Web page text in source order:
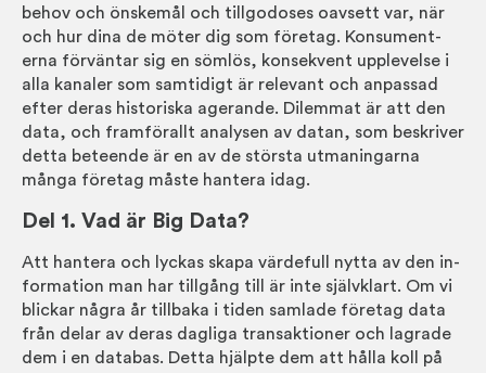
behov och önske­mål och till­godo­ses oavsett var, när
och hur dina de möter dig som före­tag. Kon­sum­ent­
erna förväntar sig en söm­lös, kon­sek­vent upp­lev­else i
alla kan­aler som sam­tidigt är relevant och an­passad
efter deras histor­iska agerande. Dilemmat är att den
data, och fram­för­allt analysen av datan, som be­skriver
detta beteende är en av de största ut­maning­arna
många företag måste hantera idag.
Del 1. Vad är Big Data?
Att hantera och lyckas skapa värde­full nytta av den in­
forma­tion man har tillgång till är inte själv­klart. Om vi
blickar några år till­baka i tiden samlade företag data
från delar av deras dagliga trans­aktioner och lagrade
dem i en data­bas. Detta hjälpte dem att hålla koll på